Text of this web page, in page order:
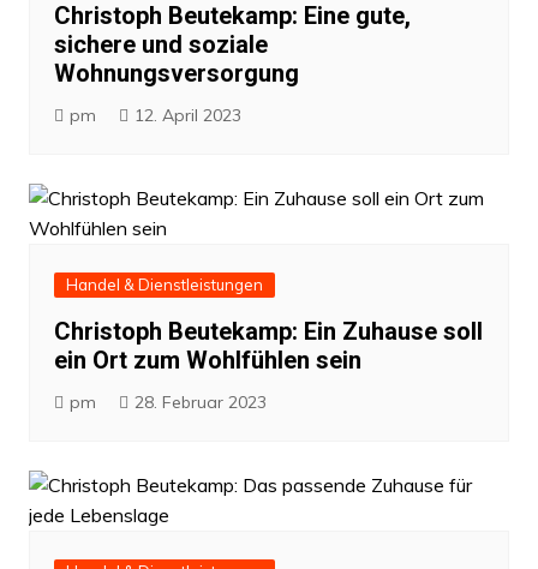
Christoph Beutekamp: Eine gute,
sichere und soziale
Wohnungsversorgung
pm 12. April 2023
Handel & Dienstleistungen
Christoph Beutekamp: Ein Zuhause soll
ein Ort zum Wohlfühlen sein
pm 28. Februar 2023